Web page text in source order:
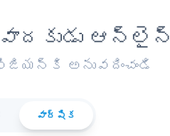
ఆన్‌లైన్
అనువదించండి
వార్షిక